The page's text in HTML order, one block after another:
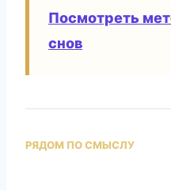
Посмотреть
снов
РЯДОМ ПО СМЫСЛУ